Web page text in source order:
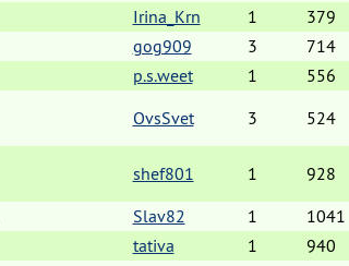
Irina_Krn 1 379
gog909 3 714
p.s.weet 1 556
OvsSvet 3 524
shef801 1 928
Slav82 1 1041
tativa 1 940